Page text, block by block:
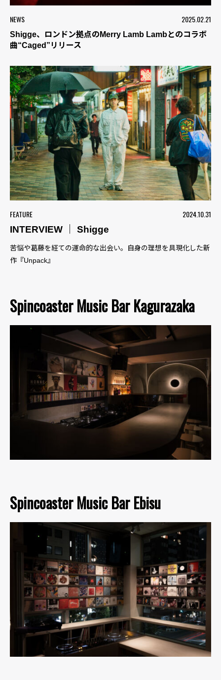
NEWS 2025.02.21
Shigge、ロンドン拠点のMerry Lamb Lambとのコラボ
曲“Caged”リリース
FEATURE
2024.10.31
INTERVIEW ｜ Shigge
苦悩や葛藤を経ての運命的な出会い。自身の理想を具現化した新
作『Unpack』
Spincoaster Music Bar Kagurazaka
Spincoaster Music Bar Ebisu